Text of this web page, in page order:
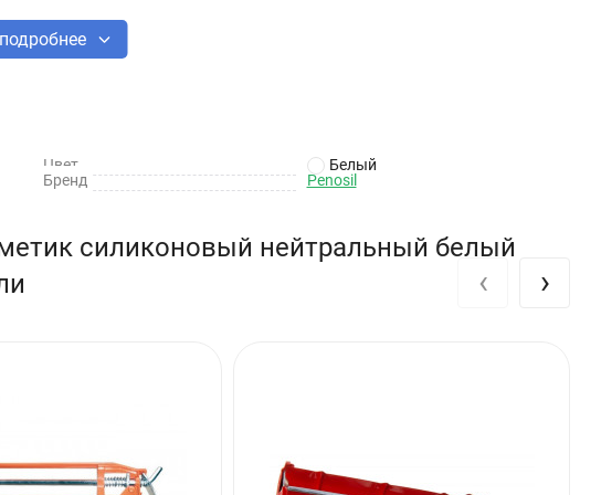
алюминиевых оконных рам, в работах с листовым металлом и
°C.
подробнее
Цвет
Белый
Бренд Penosil
силиконовый нейтральный белый
‹ ›